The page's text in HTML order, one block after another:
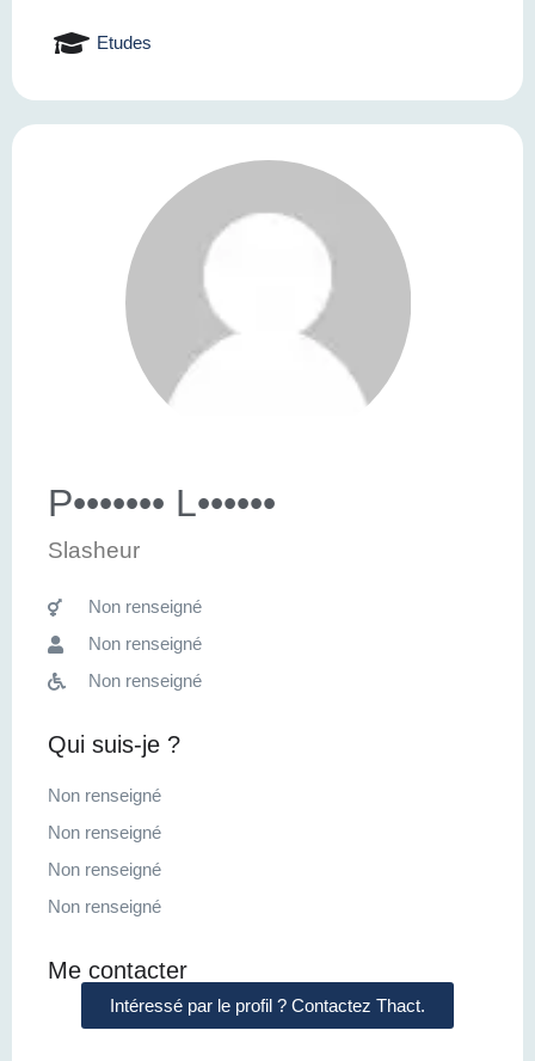
Etudes
P••••••• L••••••
Slasheur
Non renseigné
Non renseigné
Non renseigné
Qui suis-je ?
Non renseigné
Non renseigné
Non renseigné
Non renseigné
Me contacter
Intéressé par le profil ? Contactez Thact.